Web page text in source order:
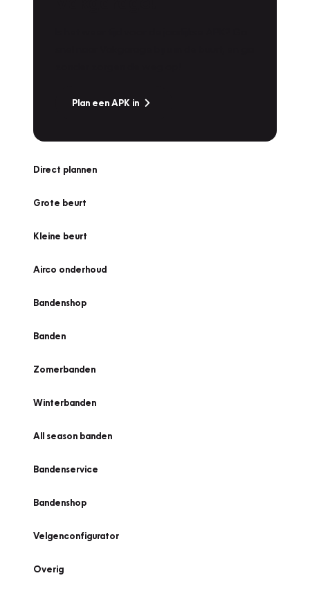
Plan een APK in
Direct plannen
Grote beurt
Kleine beurt
Airco onderhoud
Bandenshop
Banden
Zomerbanden
Winterbanden
All season banden
Bandenservice
Bandenshop
Velgenconfigurator
Overig